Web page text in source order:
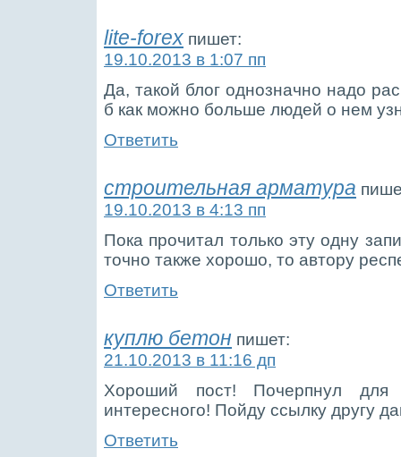
lite-forex пишет:
19.10.2013 в 1:07 пп
Да, такой блог однозначно надо
б как можно больше людей о нем
Ответить
строительная арматура
19.10.2013 в 4:13 пп
Пока прочитал только эту одну
точно также хорошо, то автору
Ответить
куплю бетон пишет:
21.10.2013 в 11:16 дп
Хороший пост! Почерпнул
интересного! Пойду ссылку другу
Ответить